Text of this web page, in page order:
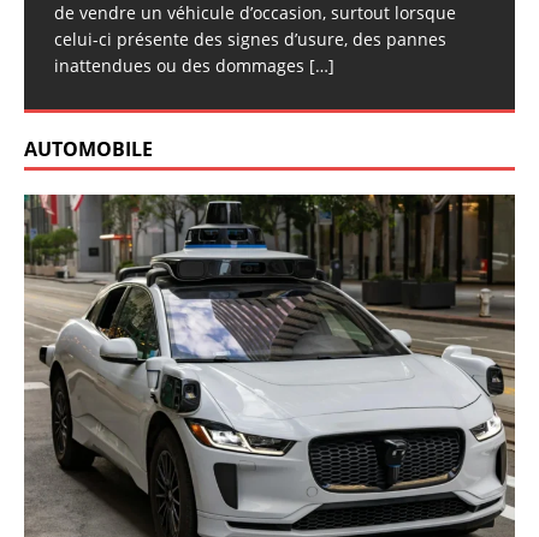
de vendre un véhicule d’occasion, surtout lorsque
celui-ci présente des signes d’usure, des pannes
inattendues ou des dommages […]
AUTOMOBILE